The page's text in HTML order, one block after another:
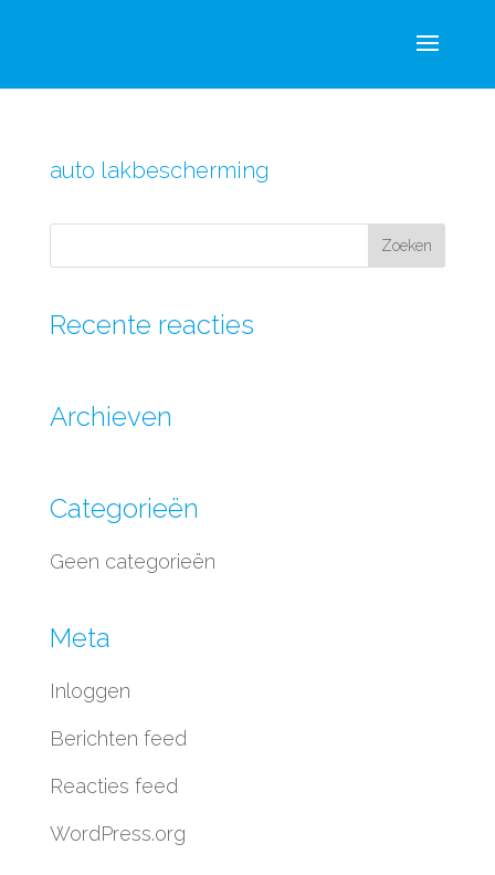
auto lakbescherming
Recente reacties
Archieven
Categorieën
Geen categorieën
Meta
Inloggen
Berichten feed
Reacties feed
WordPress.org